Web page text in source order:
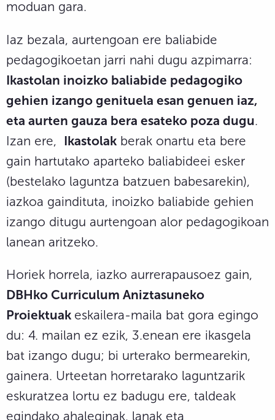
moduan gara.
Iaz bezala, aurtengoan ere baliabide
pedagogikoetan jarri nahi dugu azpimarra:
Ikastolan inoizko baliabide pedagogiko
gehien izango genituela esan genuen iaz,
eta aurten gauza bera esateko poza dugu.
Izan ere, Ikastolak berak onartu eta bere
gain hartutako aparteko baliabideei esker
(bestelako laguntza batzuen babesarekin),
iazkoa gaindituta, inoizko baliabide gehien
izango ditugu aurtengoan alor pedagogikoan
lanean aritzeko.
Horiek horrela, iazko aurrerapausoez gain,
DBHko Curriculum Aniztasuneko
Proiektuak eskailera-maila bat gora egingo
du: 4. mailan ez ezik, 3.enean ere ikasgela
bat izango dugu; bi urterako bermearekin,
gainera. Urteetan horretarako laguntzarik
eskuratzea lortu ez badugu ere, taldeak
egindako ahaleginak, lanak eta